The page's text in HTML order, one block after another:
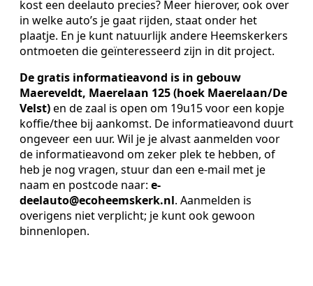
kost een deelauto precies? Meer hierover, ook over
in welke auto’s je gaat rijden, staat onder het
plaatje. En je kunt natuurlijk andere Heemskerkers
ontmoeten die geïnteresseerd zijn in dit project.
De gratis informatieavond is in gebouw
Maereveldt, Maerelaan 125 (hoek Maerelaan/De
Velst)en de zaal is open om 19u15 voor een kopje
koffie/thee bij aankomst. De informatieavond duurt
ongeveer een uur. Wil je je alvast aanmelden voor
de informatieavond om zeker plek te hebben, of
heb je nog vragen, stuur dan een e-mail met je
naam en postcode naar: e-
deelauto@ecoheemskerk.nl. Aanmelden is
overigens niet verplicht; je kunt ook gewoon
binnenlopen.